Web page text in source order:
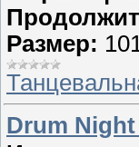
Размер:
Drum Night